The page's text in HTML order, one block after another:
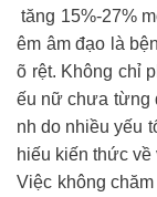
tăng 15%-27%
êm âm đạo là
õ rệt. Không chỉ
ếu nữ chưa từng
nh do nhiều yếu
hiếu kiến thức về
Việc không